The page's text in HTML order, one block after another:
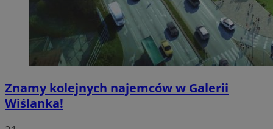
Znamy kolejnych najemców w Galerii
Wiślanka!